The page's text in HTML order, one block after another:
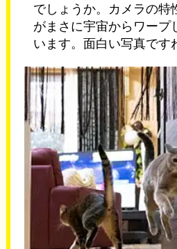
でしょうか。カメラの特
がまさに宇宙からワープ
います。面白い写真です